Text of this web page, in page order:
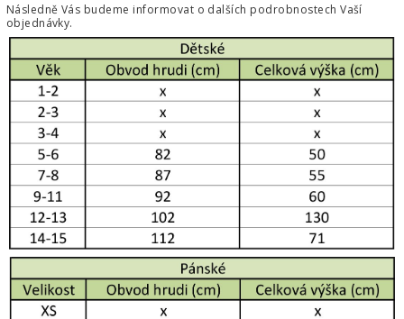
Následně Vás budeme informovat o dalších podrobnostech Vaší
objednávky.